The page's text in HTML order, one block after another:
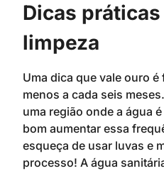
Dicas práticas
limpeza
Uma dica que vale ouro
menos a cada seis
uma região onde a água
bom aumentar essa
esqueça de usar luvas e
processo! A água